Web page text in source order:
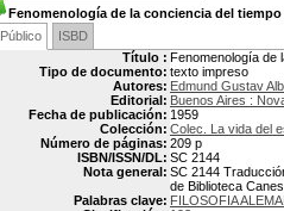
Fenomenología de la conciencia del
Público
ISBD
Título : Fenomenología de
Tipo de documento: texto impreso
Autores: Edmund Gustav
Editorial: Buenos Aires :
Fecha de publicación: 1959
Colección: Colec. La vida del
Número de páginas: 209 p
ISBN/ISSN/DL: SC 2144
Nota general: SC 2144
de Biblioteca
Palabras clave: FILOSOFIA